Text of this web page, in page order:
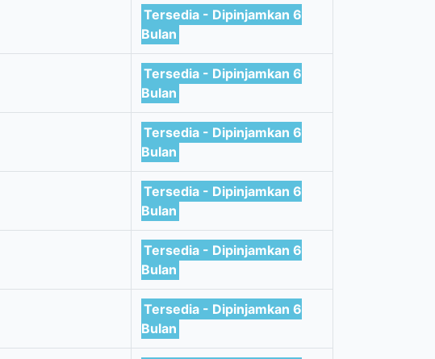
Tersedia - Dipinjamkan 6
Bulan
Tersedia - Dipinjamkan 6
Bulan
Tersedia - Dipinjamkan 6
Bulan
Tersedia - Dipinjamkan 6
Bulan
Tersedia - Dipinjamkan 6
Bulan
Tersedia - Dipinjamkan 6
Bulan